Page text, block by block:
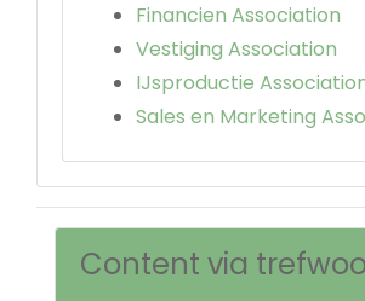
Financien Association
Vestiging Association
IJsproductie
Sales en Marketing
Content via